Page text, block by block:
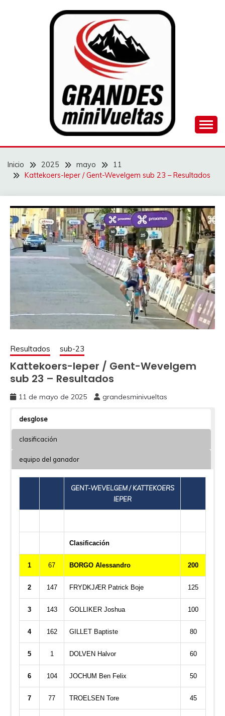
GRANDES
MINIVUELTAS
Inicio 2025 mayo
11
Kattekoers-Ieper / Gent-Wevelgem sub 23 – Resultados
Resultados sub-23
Kattekoers-Ieper / Gent-Wevelgem
sub 23 – Resultados
11 de mayo de 2025 grandesminivueltas
desglose
clasificación
equipo del ganador
GENT-WEVELGEM / KATTEKOERS
IEPER
Clasificación
1 67 BORGO Alessandro 200
2 147 FRYDKJÆR Patrick Boje 125
3 143 GOLLIKER Joshua 100
4 162 GILLET Baptiste 80
5 1 DOLVEN Halvor 60
6 104 JOCHUM Ben Felix 50
7 77 TROELSEN Tore 45